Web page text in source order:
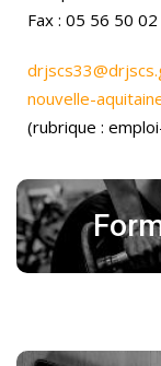
Fax : 05 56 50
nouvelle-
(rubrique :